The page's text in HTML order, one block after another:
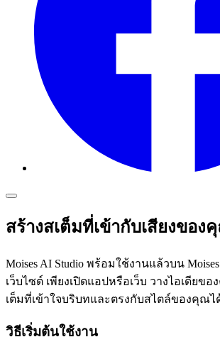
สร้างสเต็มที่เข้ากับเสียงของ
Moises AI Studio พร้อมใช้งานแล้วบน Moises
เว็บไซต์ เพียงเปิดแอปหรือเว็บ วางไอเดียข
เต็มที่เข้าใจบริบทและตรงกับสไตล์ของคุณ
วิธีเริ่มต้นใช้งาน